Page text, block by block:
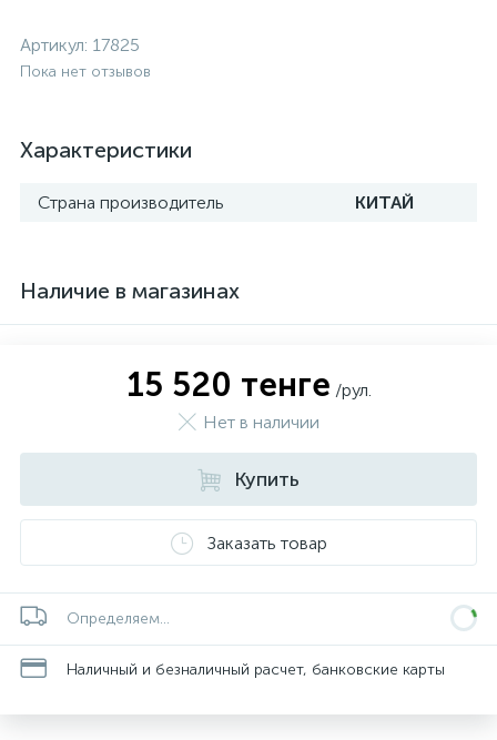
Артикул: 17825
Пока нет отзывов
Характеристики
Страна производитель КИТАЙ
Наличие в магазинах
15 520 тенге /рул.
Нет в наличии
Купить
Заказать товар
Определяем...
Наличный и безналичный расчет, банковские карты